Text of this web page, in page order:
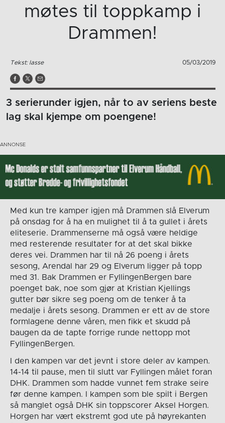
møtes til toppkamp i
Drammen!
Tekst: lasse 05/03/2019
3 serierunder igjen, når to av seriens beste
lag skal kjempe om poengene!
Med kun tre kamper igjen må Drammen slå Elverum
på onsdag for å ha en mulighet til å ta gullet i årets
eliteserie. Drammenserne må også være heldige
med resterende resultater for at det skal bikke
deres vei. Drammen har til nå 26 poeng i årets
sesong, Arendal har 29 og Elverum ligger på topp
med 31. Bak Drammen er FyllingenBergen bare
poenget bak, noe som gjør at Kristian Kjellings
gutter bør sikre seg poeng om de tenker å ta
medalje i årets sesong. Drammen er ett av de store
formlagene denne våren, men fikk et skudd på
baugen da de tapte forrige runde nettopp mot
FyllingenBergen.
I den kampen var det jevnt i store deler av kampen.
14-14 til pause, men til slutt var Fyllingen målet foran
DHK. Drammen som hadde vunnet fem strake seire
før denne kampen. I kampen som ble spilt i Bergen
så manglet også DHK sin toppscorer Aksel Horgen.
Horgen har vært ekstremt god ute på høyrekanten